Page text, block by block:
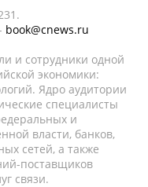
book@cnews.ru
и сотрудники одной
экономики:
Ядро аудитории
специалисты
и
власти, банков,
сетей, а также
поставщиков
связи.